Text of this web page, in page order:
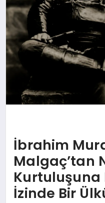
İbrahim
Malgaç’tan
Kurtuluşuna
İzinde Bir